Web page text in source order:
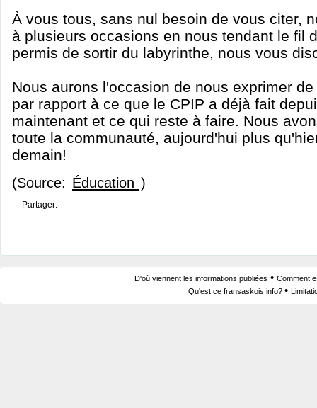
À vous tous, sans nul besoin de vous citer,
à plusieurs occasions en nous tendant le fil
permis de sortir du labyrinthe, nous vous
Nous aurons l'occasion de nous exprimer
par rapport à ce que le CPIP a déjà fait
maintenant et ce qui reste à faire. Nous
toute la communauté, aujourd'hui plus
demain!
(Source: Éducation )
Partager:
D'où viennent les informations publiées • Comment
Qu'est ce fransaskois.info? •